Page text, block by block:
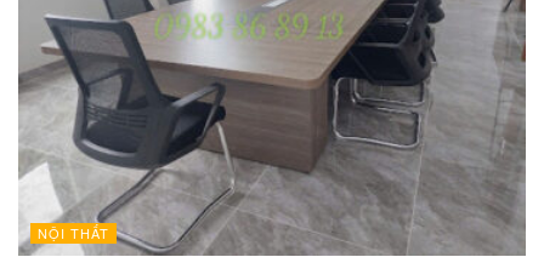
NỘI THẤT